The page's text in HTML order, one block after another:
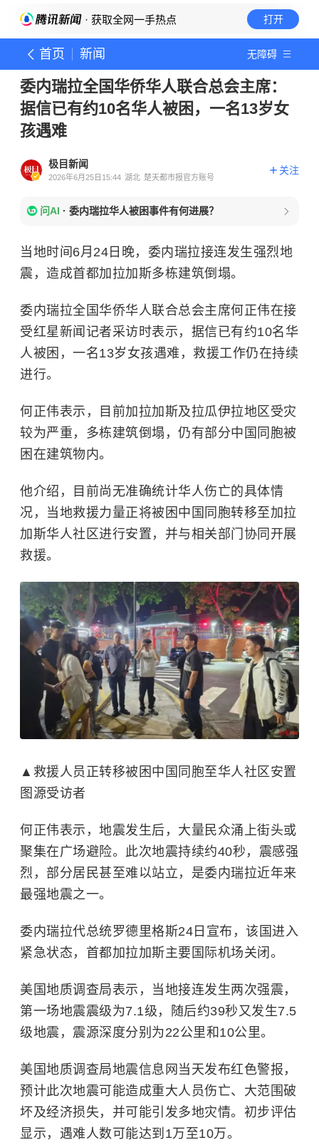
· 获取全网一手热点 打开
首页 新闻 无障碍
委内瑞拉全国华侨华人联合总会主席：
据信已有约10名华人被困，一名13岁女
孩遇难
极目新闻
2026年6月25日15:44 湖北 楚天都市报官方账号
关注
问AI · 委内瑞拉华人被困事件有何进展？
当地时间6月24日晚，委内瑞拉接连发生强烈地
震，造成首都加拉加斯多栋建筑倒塌。
委内瑞拉全国华侨华人联合总会主席何正伟在接
受红星新闻记者采访时表示， 据信已有约10名华
人被困，一名13岁女孩遇难，救援工作仍在持续
进行。
何正伟表示，目前加拉加斯及拉瓜伊拉地区受灾
较为严重，多栋建筑倒塌，仍有部分中国同胞被
困在建筑物内。
他介绍，
目前尚无准确统计华人伤亡的具体情
况，当地救援力量正将被困中国同胞转移至加拉
加斯华人社区进行安置，并与相关部门协同开展
救援。
▲救援人员正转移被困中国同胞至华人社区安置
图源受访者
何正伟表示，地震发生后，大量民众涌上街头或
聚集在广场避险。此次地震持续约40秒，震感强
烈，部分居民甚至难以站立，是委内瑞拉近年来
最强地震之一。
委内瑞拉代总统罗德里格斯24日宣布，该国进入
紧急状态，首都加拉加斯主要国际机场关闭。
美国地质调查局表示，当地接连发生两次强震，
第一场地震震级为7.1级，随后约39秒又发生7.5
级地震，震源深度分别为22公里和10公里。
美国地质调查局地震信息网当天发布红色警报，
预计此次地震可能造成重大人员伤亡、大范围破
坏及经济损失，并可能引发多地灾情。初步评估
显示，遇难人数可能达到1万至10万。